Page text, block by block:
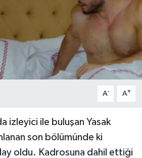
A- A+
izleyici ile buluşan Yasak
son bölümünde ki
oldu. Kadrosuna dahil ettiği